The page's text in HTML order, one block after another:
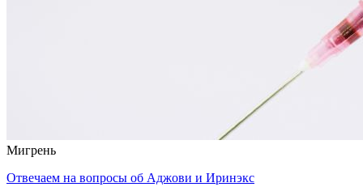
Мигрень
Отвечаем на вопросы об Аджови и Иринэкс